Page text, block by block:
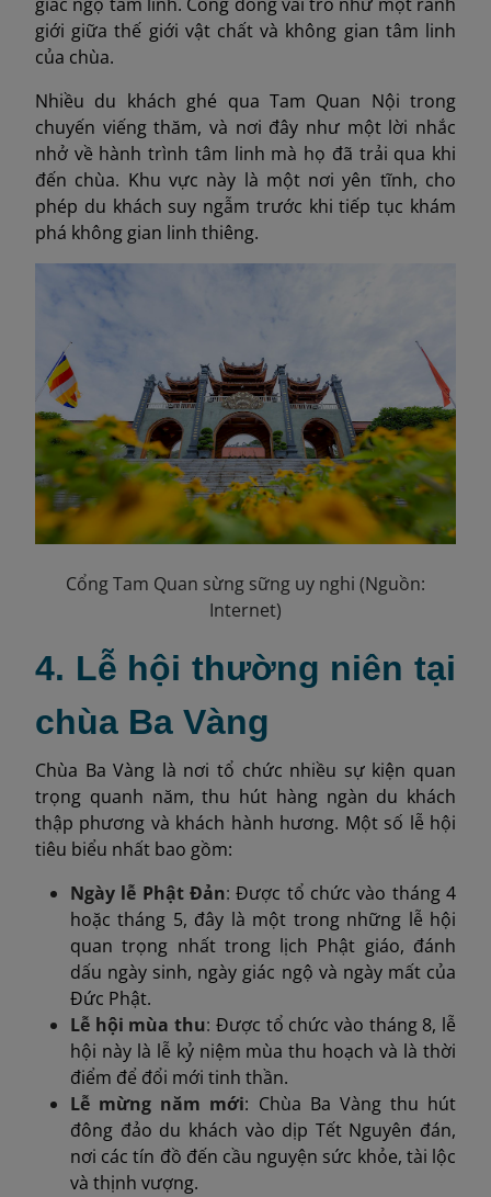
giới giữa thế giới vật chất và không gian tâm linh
của chùa.
Nhiều du khách ghé qua Tam Quan Nội trong
chuyến viếng thăm, và nơi đây như một lời nhắc
nhở về hành trình tâm linh mà họ đã trải qua khi
đến chùa. Khu vực này là một nơi yên tĩnh, cho
phép du khách suy ngẫm trước khi tiếp tục khám
phá không gian linh thiêng.
Cổng Tam Quan sừng sững uy nghi (Nguồn:
Internet)
4. Lễ hội thường niên tại
chùa Ba Vàng
Chùa Ba Vàng là nơi tổ chức nhiều sự kiện quan
trọng quanh năm, thu hút hàng ngàn du khách
thập phương và khách hành hương. Một số lễ hội
tiêu biểu nhất bao gồm:
Ngày lễ Phật Đản:Được tổ chức vào tháng 4
hoặc tháng 5, đây là một trong những lễ hội
quan trọng nhất trong lịch Phật giáo, đánh
dấu ngày sinh, ngày giác ngộ và ngày mất của
Đức Phật.
Lễ hội mùa thu: Được tổ chức vào tháng 8, lễ
hội này là lễ kỷ niệm mùa thu hoạch và là thời
điểm để đổi mới tinh thần.
Lễ mừng năm mới: Chùa Ba Vàng thu hút
đông đảo du khách vào dịp Tết Nguyên đán,
nơi các tín đồ đến cầu nguyện sức khỏe, tài lộc
và thịnh vượng.